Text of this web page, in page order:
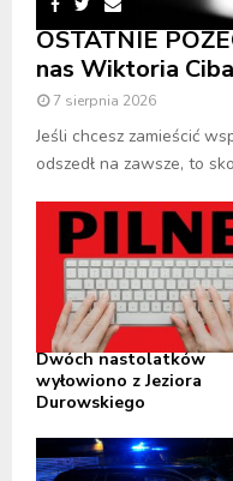
OSTATNIE
nas Wiktoria
7 sierpnia 2026
Jeśli chcesz zamieścić
odszedł na zawsze, to
Dwóch nastolatków
wyłowiono z Jeziora
Durowskiego